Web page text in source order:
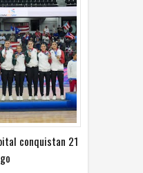
conquistan 21